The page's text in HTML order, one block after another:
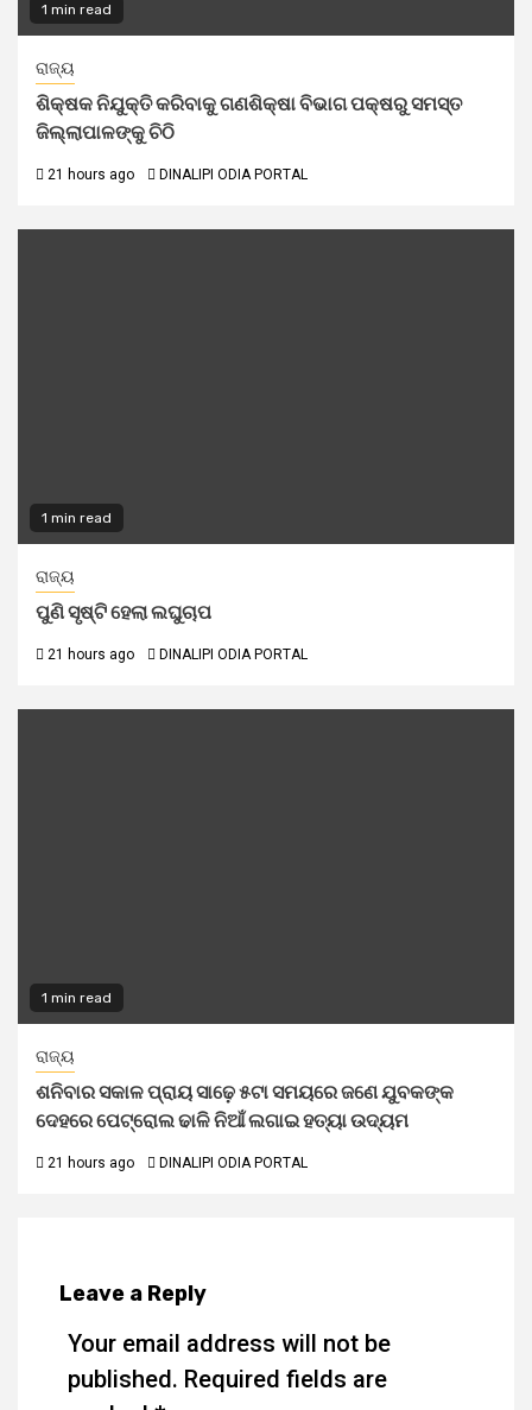
1 min read
ରାଜ୍ୟ
ଶିକ୍ଷକ ନିଯୁକ୍ତି କରିବାକୁ ଗଣଶିକ୍ଷା ବିଭାଗ ପକ୍ଷରୁ ସମସ୍ତ
ଜିଲ୍ଲାପାଳଙ୍କୁ ଚିଠି
21 hours ago DINALIPI ODIA PORTAL
1 min read
ରାଜ୍ୟ
ପୁଣି ସୃଷ୍ଟି ହେଲା ଲଘୁଚାପ
21 hours ago DINALIPI ODIA PORTAL
1 min read
ରାଜ୍ୟ
ଶନିବାର ସକାଳ ପ୍ରାୟ ସାଢ଼େ ୫ଟା ସମୟରେ ଜଣେ ଯୁବକଙ୍କ
ଦେହରେ ପେଟ୍ରୋଲ ଢାଳି ନିଆଁ ଲଗାଇ ହତ୍ୟା ଉଦ୍ୟମ
21 hours ago DINALIPI ODIA PORTAL
Leave a Reply
Your email address will not be
published. Required fields are